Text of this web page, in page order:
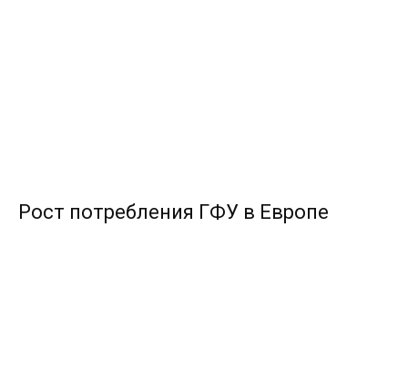
Рост потребления ГФУ в Европе